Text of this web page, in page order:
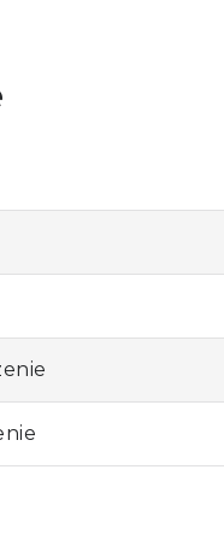
nástrojom